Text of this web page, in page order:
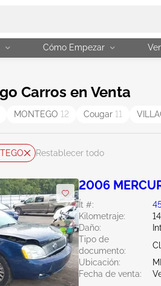
Cómo Empezar
Carros en Venta
MONTEGO 12 Cougar 11
Restablecer todo
2006
Ít #:
Kilometraje:
Daño:
Tipo de
documento:
Ubicación:
Fecha de venta: